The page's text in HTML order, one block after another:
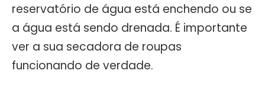
reservatório de água está enchendo ou se
a água está sendo drenada. É importante
ver a sua secadora de roupas
funcionando de verdade.